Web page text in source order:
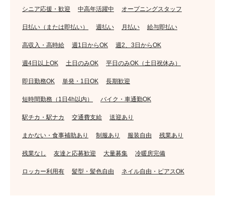
シニア応援・歓迎 中高年活躍中 オープニングスタッフ
日払い（または即払い） 週払い 月払い 給与即払い
高収入・高時給 週1日からOK 週2、3日からOK
週4日以上OK 土日のみOK 平日のみOK（土日祝休み）
即日勤務OK 単発・1日OK 長期歓迎
短時間勤務（1日4h以内） バイク・車通勤OK
駅チカ・駅ナカ 交通費支給 送迎あり
まかない・食事補助あり 制服あり 服装自由 残業あり
残業なし 友達と応募歓迎 大量募集 冷暖房完備
ロッカー利用有 髪型・髪色自由 ネイル自由・ピアスOK